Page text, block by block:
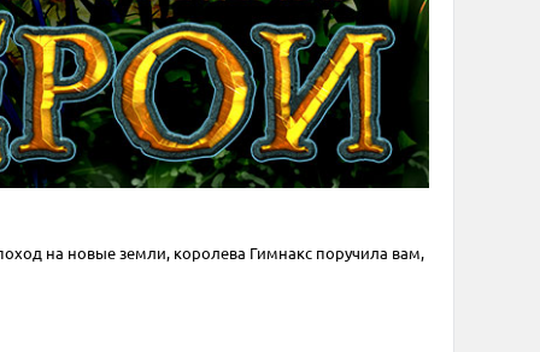
на новые земли, королева Гимнакс поручила вам,